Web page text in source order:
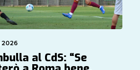
2026
al CdS: “Se